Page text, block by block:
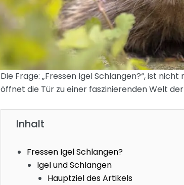
Die Frage: „Fressen Igel Schlangen?“, ist
öffnet die Tür zu einer faszinierenden Welt
Inhalt
Fressen Igel Schlangen?
Igel und Schlangen
Hauptziel des Artikels